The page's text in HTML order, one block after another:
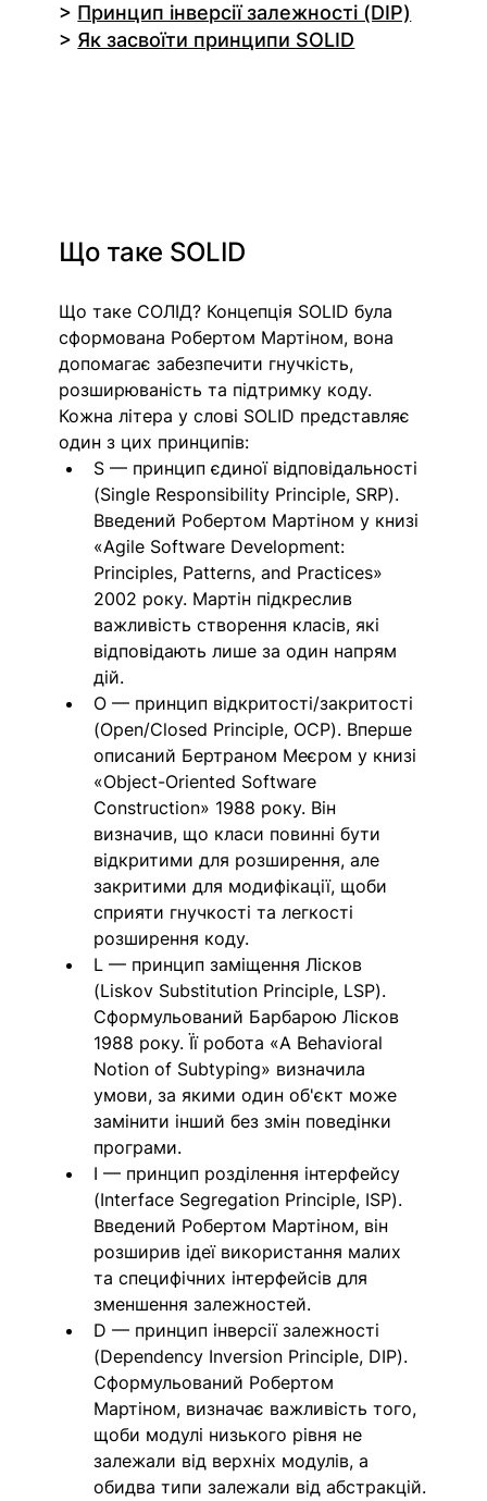
> Принцип інверсії залежності (DIP)
> Як засвоїти принципи SOLID
Що таке SOLID
Що таке СОЛІД? Концепція SOLID була
сформована Робертом Мартіном, вона
допомагає забезпечити гнучкість,
розширюваність та підтримку коду.
Кожна літера у слові SOLID представляє
один з цих принципів:
S — принцип єдиної відповідальності
(Single Responsibility Principle, SRP).
Введений Робертом Мартіном у книзі
«Agile Software Development:
Principles, Patterns, and Practices»
2002 року. Мартін підкреслив
важливість створення класів, які
відповідають лише за один напрям
дій.
O — принцип відкритості/закритості
(Open/Closed Principle, OCP). Вперше
описаний Бертраном Меєром у книзі
«Object-Oriented Software
Construction» 1988 року. Він
визначив, що класи повинні бути
відкритими для розширення, але
закритими для модифікації, щоби
сприяти гнучкості та легкості
розширення коду.
L — принцип заміщення Лісков
(Liskov Substitution Principle, LSP).
Сформульований Барбарою Лісков
1988 року. Її робота «A Behavioral
Notion of Subtyping» визначила
умови, за якими один об'єкт може
замінити інший без змін поведінки
програми.
I — принцип розділення інтерфейсу
(Interface Segregation Principle, ISP).
Введений Робертом Мартіном, він
розширив ідеї використання малих
та специфічних інтерфейсів для
зменшення залежностей.
D — принцип інверсії залежності
(Dependency Inversion Principle, DIP).
Сформульований Робертом
Мартіном, визначає важливість того,
щоби модулі низького рівня не
залежали від верхніх модулів, а
обидва типи залежали від абстракцій.